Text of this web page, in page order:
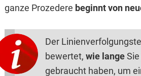
ganze Prozedere beginnt von
Der
bewertet, wie langeSie
gebraucht haben, um